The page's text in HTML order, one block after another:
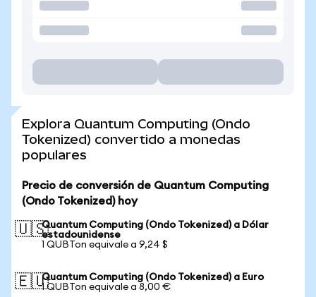
Explora Quantum Computing (Ondo
Tokenized) convertido a monedas
populares
Precio de conversión de Quantum Computing
(Ondo Tokenized) hoy
🇺🇸Quantum Computing (Ondo Tokenized) a Dólar
estadounidense
1 QUBTon equivale a 9,24 $
🇪🇺Quantum Computing (Ondo Tokenized) a Euro
1 QUBTon equivale a 8,00 €